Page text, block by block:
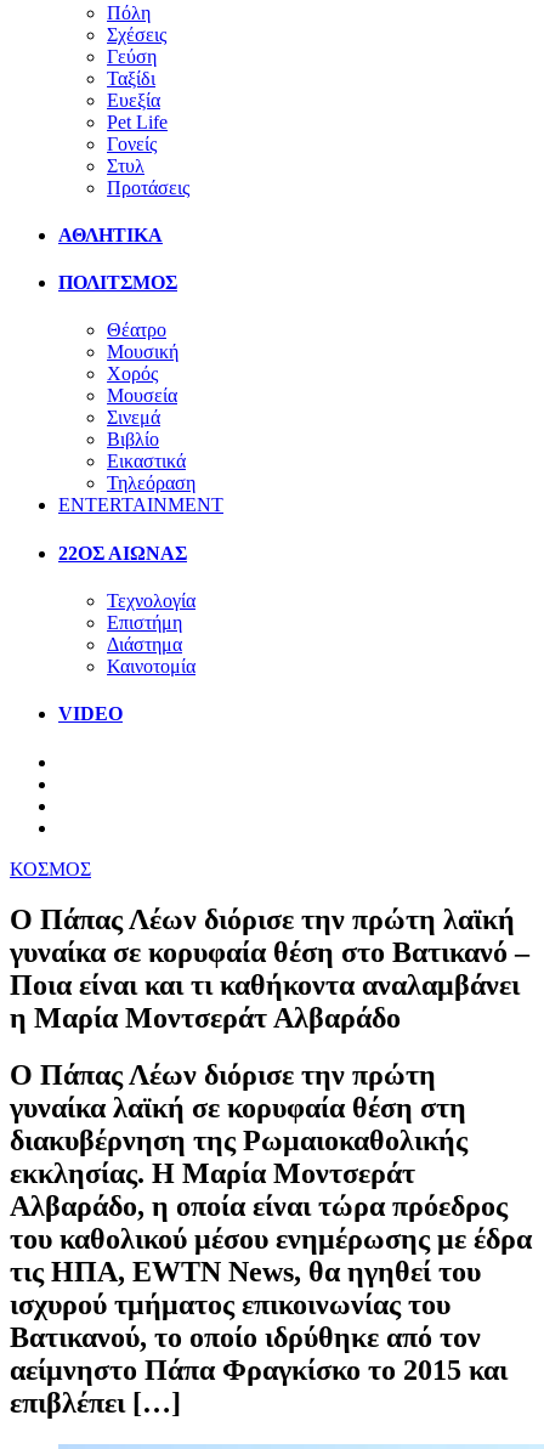
Πόλη
Σχέσεις
Γεύση
Ταξίδι
Ευεξία
Pet Life
Γονείς
Στυλ
Προτάσεις
ΑΘΛΗΤΙΚΑ
ΠΟΛΙΤΣΜΟΣ
Θέατρο
Μουσική
Χορός
Μουσεία
Σινεμά
Βιβλίο
Εικαστικά
Τηλεόραση
ENTERTAINMENT
22ΟΣ ΑΙΩΝΑΣ
Τεχνολογία
Επιστήμη
Διάστημα
Καινοτομία
VIDEO
ΚΟΣΜΟΣ
Ο Πάπας Λέων διόρισε την πρώτη λαϊκή
γυναίκα σε κορυφαία θέση στο Βατικανό –
Ποια είναι και τι καθήκοντα αναλαμβάνει
η Μαρία Μοντσεράτ Αλβαράδο
Ο Πάπας Λέων διόρισε την πρώτη
γυναίκα λαϊκή σε κορυφαία θέση στη
διακυβέρνηση της Ρωμαιοκαθολικής
εκκλησίας. Η Μαρία Μοντσεράτ
Αλβαράδο, η οποία είναι τώρα πρόεδρος
του καθολικού μέσου ενημέρωσης με έδρα
τις ΗΠΑ, EWTN News, θα ηγηθεί του
ισχυρού τμήματος επικοινωνίας του
Βατικανού, το οποίο ιδρύθηκε από τον
αείμνηστο Πάπα Φραγκίσκο το 2015 και
επιβλέπει […]